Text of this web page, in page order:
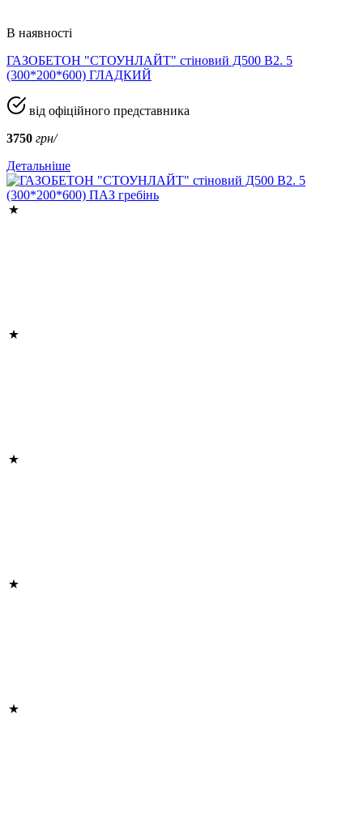
В наявності
ГАЗОБЕТОН "СТОУНЛАЙТ" стіновий Д500 В2. 5
(300*200*600) ГЛАДКИЙ
від офіційного представника
3750 грн/
Детальніше